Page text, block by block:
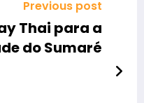
Previous post
Thai para a
do Sumaré